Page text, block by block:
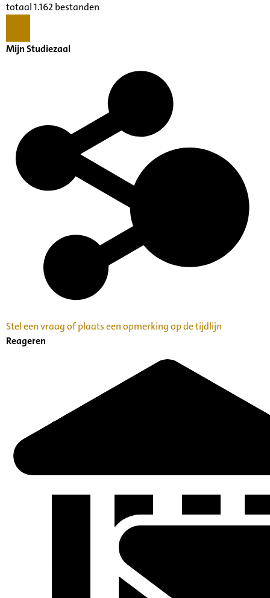
totaal 1.162 bestanden
Mijn Studiezaal
Stel een vraag of plaats een opmerking op de tijdlijn
Reageren